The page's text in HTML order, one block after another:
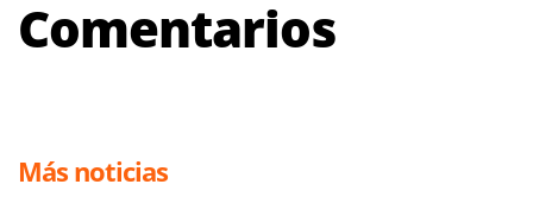
Comentarios
Más noticias